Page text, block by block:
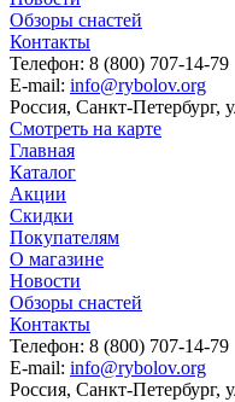
Обзоры снастей
Контакты
Телефон: 8 (800) 707-14-79
E-mail: info@rybolov.org
Россия, Санкт-Петербург,
Смотреть на карте
Главная
Каталог
Акции
Скидки
Покупателям
О магазине
Новости
Обзоры снастей
Контакты
Телефон: 8 (800) 707-14-79
E-mail: info@rybolov.org
Россия, Санкт-Петербург,